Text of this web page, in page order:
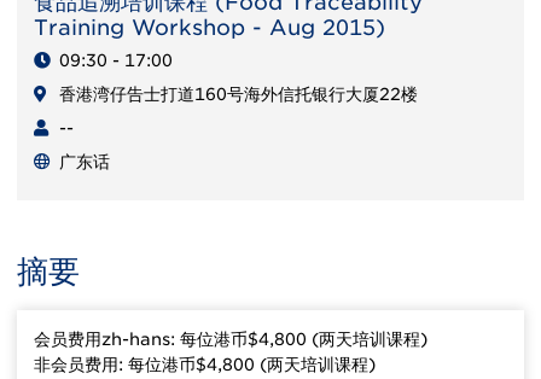
Training Workshop - Aug 2015)
09:30 - 17:00
香港湾仔告士打道160号海外信托银行大厦22楼
--
广东话
摘要
会员费用zh-hans: 每位港币$4,800 (两天培训课程)
非会员费用: 每位港币$4,800 (两天培训课程)